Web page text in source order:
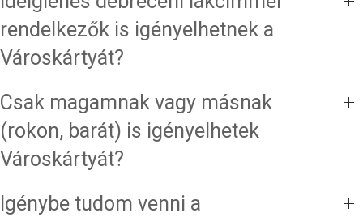
rendelkezők is igényelhetnek a
Városkártyát?
Csak magamnak vagy másnak
(rokon, barát) is igényelhetek
Városkártyát?
Igénybe tudom venni a